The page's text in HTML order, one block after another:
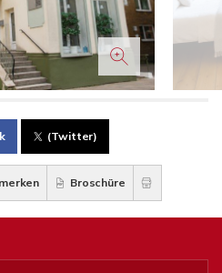
(Twitter)
merken Broschüre